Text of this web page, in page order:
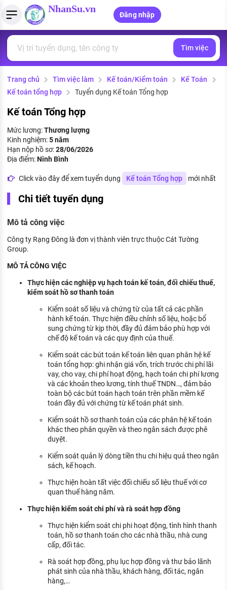
NhanSu.vn
Đăng nhập
Tìm việc làm
Việc làm ngành luật
Việc làm tốt nhất
CÔNG TY
Danh sách nhà tuyển dụng
Nhà tuyển dụng hàng đầu
Quản lý CV
Tải CV lên
MẪU CV THEO STYLE
Mẫu CV đơn giản
Mẫu CV hiện đại
Tính lương Gross - Net
Tính thuế thu nhập cá nhân
PHÁP LUẬT VIỆT NAM
Văn bản pháp luật
Chính sách mới
PHÁP LUẬT LAO ĐỘNG
Lao động và tiền lương
Bảo hiểm và phúc lợi
Thuế thu nhập
Hồ sơ biểu mẫu
Chính sách lao động
KHÁM PHÁ NGHỀ NGHIỆP
Tử vi nghề nghiệp
HƯỚNG NGHIỆP VIỆC LÀM
Đặc trưng từng nghề
Xu hướng việc làm
XÂY DỰNG VÀ PHÁT TRIỂN ĐỘI NGŨ
TUYỂN DỤNG VIỆC LÀM
Tìm việc
Trang chủ Tìm việc làm Kế toán/Kiểm toán
Kế Toán
Kế toán tổng hợp
Tuyển dụng Kế toán Tổng hợp
Kế toán Tổng hợp
Mức lương:Thương lượng
Kinh nghiệm:5 năm
Hạn nộp hồ sơ:28/06/2026
Địa điểm:Ninh Bình
Click vào đây để xem tuyển dụng Kế toán Tổng hợp mới nhất
Chi tiết tuyển dụng
Mô tả công việc
Công ty Rạng Đông là đơn vị thành viên trực thuộc Cát Tường
Group.
MÔ TẢ CÔNG VIỆC
Thực hiện các nghiệp vụ hạch toán kế toán, đối chiếu thuế,
kiểm soát hồ sơ thanh toán
Kiểm soát số liệu và chứng từ của tất cả các phần
hành kế toán. Thực hiện điều chỉnh số liệu, hoặc bổ
sung chứng từ kịp thời, đầy đủ đảm bảo phù hợp với
chế độ kế toán và các quy định của thuế.
Kiểm soát các bút toán kế toán liên quan phân hệ kế
toán tổng hợp: ghi nhận giá vốn, trích trước chi phí lãi
vay, cho vay, chi phí hoạt động, hạch toán chi phí lương
và các khoản theo lương, tính thuế TNDN…, đảm bảo
toàn bộ các bút toán hạch toán trên phần mềm kế
toán đầy đủ với chứng từ kế toán phát sinh.
Kiểm soát hồ sơ thanh toán của các phân hệ kế toán
khác theo phân quyền và theo ngân sách được phê
duyệt.
Kiểm soát quản lý dòng tiền thu chi hiệu quả theo ngân
sách, kế hoạch.
Thực hiện hoàn tất việc đối chiếu số liệu thuế với cơ
quan thuế hàng năm.
Thực hiện kiểm soát chi phí và rà soát hợp đồng
Thực hiện kiểm soát chi phi hoạt động, tình hình thanh
toán, hồ sơ thanh toán cho các nhà thầu, nhà cung
cấp, đối tác.
Rà soát hợp đồng, phụ lục hợp đồng và thư bảo lãnh
phát sinh của nhà thầu, khách hàng, đối tác, ngân
hàng,…